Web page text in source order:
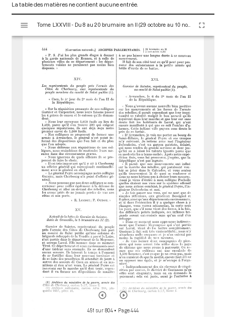
La table des matières ne contient aucune entrée.
s
451 sur 804 • Page 444